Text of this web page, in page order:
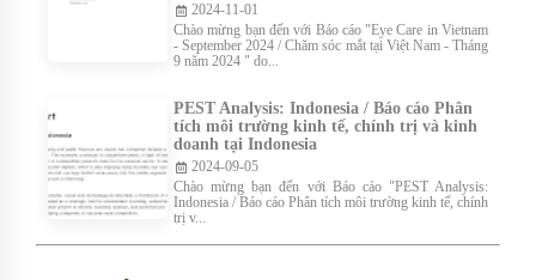
2024-11-01
Chào mừng bạn đến với Báo cáo "Eye Care in Vietnam
- September 2024 / Chăm sóc mắt tại Việt Nam - Tháng
9 năm 2024 " do...
PEST Analysis: Indonesia / Báo cáo Phân
tích môi trường kinh tế, chính trị và kinh
doanh tại Indonesia
2024-09-05
Chào mừng bạn đến với Báo cáo "PEST Analysis:
Indonesia / Báo cáo Phân tích môi trường kinh tế, chính
trị v...